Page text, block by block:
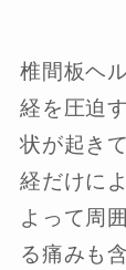
椎間板ヘ
経を圧迫
状が起き
経だけに
よって周
る痛みも